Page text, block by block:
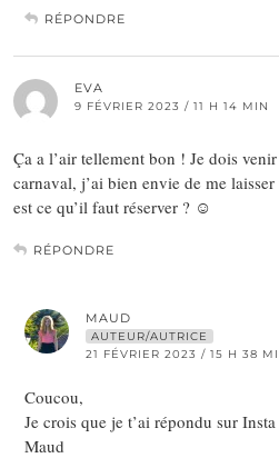
RÉPONDRE
EVA
9 FÉVRIER 2023 / 11 H 14 MIN
Ça a l’air tellement bon ! Je dois
carnaval, j’ai bien envie de me
est ce qu’il faut réserver ? ☺️
RÉPONDRE
MAUD
AUTEUR/AUTRICE
21 FÉVRIER 2023 / 15 H 38
Coucou,
Je crois que je t’ai répondu sur
Maud